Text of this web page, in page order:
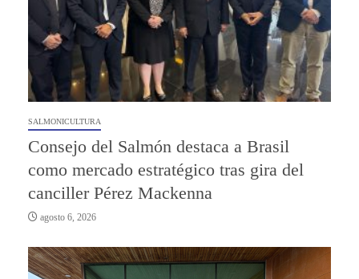
SALMONICULTURA
Consejo del Salmón destaca a Brasil
como mercado estratégico tras gira del
canciller Pérez Mackenna
agosto 6, 2026